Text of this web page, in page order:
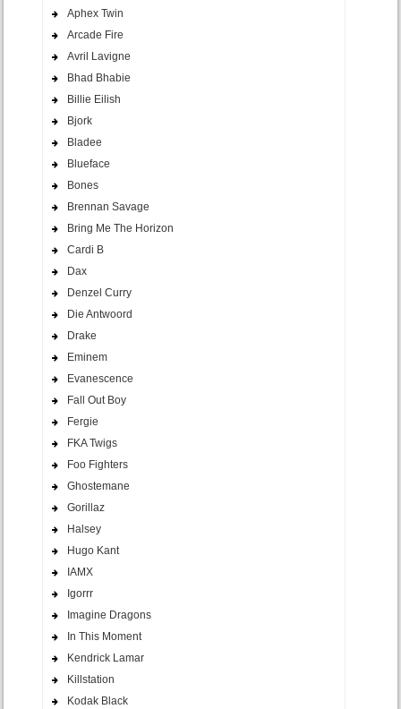
Aphex Twin
Arcade Fire
Avril Lavigne
Bhad Bhabie
Billie Eilish
Bjork
Bladee
Blueface
Bones
Brennan Savage
Bring Me The Horizon
Cardi B
Dax
Denzel Curry
Die Antwoord
Drake
Eminem
Evanescence
Fall Out Boy
Fergie
FKA Twigs
Foo Fighters
Ghostemane
Gorillaz
Halsey
Hugo Kant
IAMX
Igorrr
Imagine Dragons
In This Moment
Kendrick Lamar
Killstation
Kodak Black